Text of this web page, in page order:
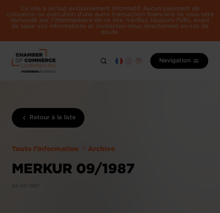
Ce site a un but exclusivement informatif. Aucun paiement de
cotisation ou exécution d'une autre transaction financière ne vous sera
demandé par l'intermédiaire de ce site. Vérifiez toujours l'URL avant
de saisir vos informations et contactez-nous directement en cas de
doute.
Navigation
Retour à la liste
Toute l'information Archive
MERKUR 09/1987